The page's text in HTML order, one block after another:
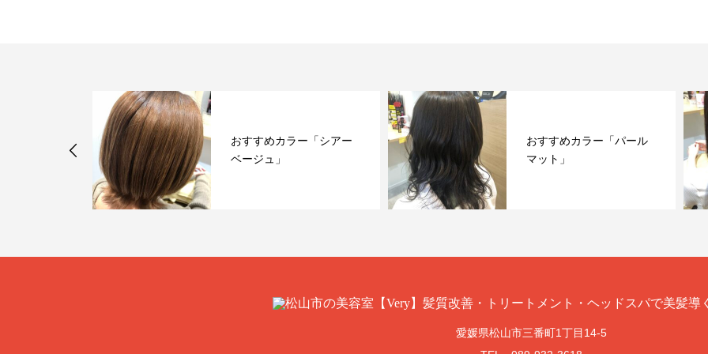
おすすめカラー「シアー
ベージュ」
おすすめカラー「パール
マット」
愛媛県松山市三番町1丁目14-5